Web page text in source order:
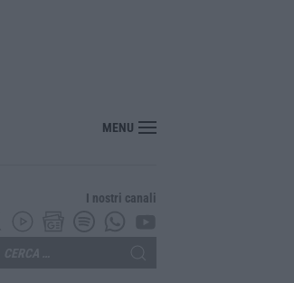
lo stilista Anton Giulio Grande
MENU
I nostri canali